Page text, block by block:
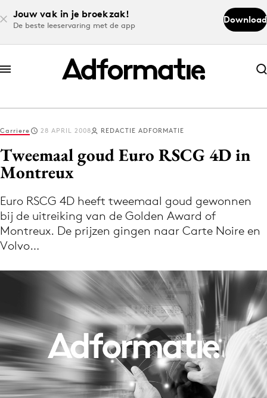
Jouw vak in je broekzak!
De beste leeservaring met de app
Download
Abonneer nu
Abonneer nu
Log in
Volg het laatste nieuws via de Adformatie
Nieuws app
Menu
Home
9 sept: GenAI-training
12 nov: MarketingLive!
Adverteren
Carriere 28 APRIL 2008 REDACTIE ADFORMATIE
Tweemaal goud Euro RSCG 4D in
Montreux
Euro RSCG 4D heeft tweemaal goud gewonnen
bij de uitreiking van de Golden Award of
Montreux. De prijzen gingen naar Carte Noire en
Volvo…